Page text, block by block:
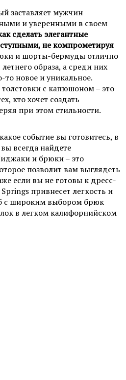
заставляет мужчин
и уверенными в своем
сделать элегантные
не компрометируя
и шорты-бермуды отлично
образа, а среди них
то новое и уникальное.
с капюшоном – это
кто хочет создать
при этом стильности.
событие вы готовитесь, в
всегда найдете
и брюки – это
позволит вам выглядеть
если вы не готовы к дресс-
привнесет легкость и
с широким выбором брюк
в легком калифорнийском